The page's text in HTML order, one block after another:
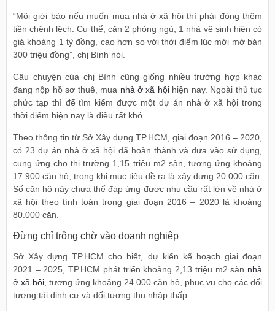
“Môi giới bảo nếu muốn mua nhà ở xã hội thì phải đóng thêm
tiền chênh lệch. Cụ thể, căn 2 phòng ngủ, 1 nhà vệ sinh hiện có
giá khoảng 1 tỷ đồng, cao hơn so với thời điểm lúc mới mở bán
300 triệu đồng”, chị Bình nói.
Câu chuyện của chị Bình cũng giống nhiều trường hợp khác
đang nộp hồ sơ thuê, mua nhà ở xã hộihiện nay. Ngoài thủ tục
phức tạp thì để tìm kiếm được một dự án nhà ở xã hội trong
thời điểm hiện nay là điều rất khó.
Theo thông tin từ Sở Xây dựng TP.HCM, giai đoạn 2016 – 2020,
có 23 dự án nhà ở xã hội đã hoàn thành và đưa vào sử dụng,
cung ứng cho thị trường 1,15 triệu m2 sàn, tương ứng khoảng
17.900 căn hộ, trong khi mục tiêu đề ra là xây dựng 20.000 căn.
Số căn hộ này chưa thể đáp ứng được nhu cầu rất lớn về nhà ở
xã hội theo tính toán trong giai đoạn 2016 – 2020 là khoảng
80.000 căn.
Đừng chỉ trông chờ vào doanh nghiệp
Sở Xây dựng TP.HCM cho biết, dự kiến kế hoạch giai đoạn
2021 – 2025, TP.HCM phát triển khoảng 2,13 triệu m2 sàn nhà
ở xã hội, tương ứng khoảng 24.000 căn hộ, phục vụ cho các đối
tượng tái định cư và đối tượng thu nhập thấp.